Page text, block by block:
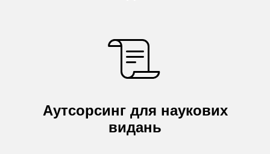
Аутсорсинг для наукових
видань